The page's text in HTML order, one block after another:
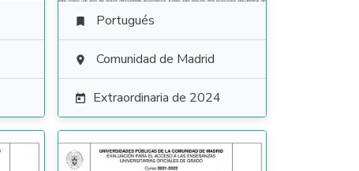
 Portugués
 Comunidad de Madrid
 Extraordinaria de 2024